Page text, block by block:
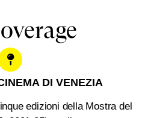
DI VENEZIA
edizioni della Mostra del